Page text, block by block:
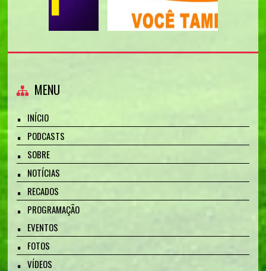
MENU
INÍCIO
PODCASTS
SOBRE
NOTÍCIAS
RECADOS
PROGRAMAÇÃO
EVENTOS
FOTOS
VÍDEOS